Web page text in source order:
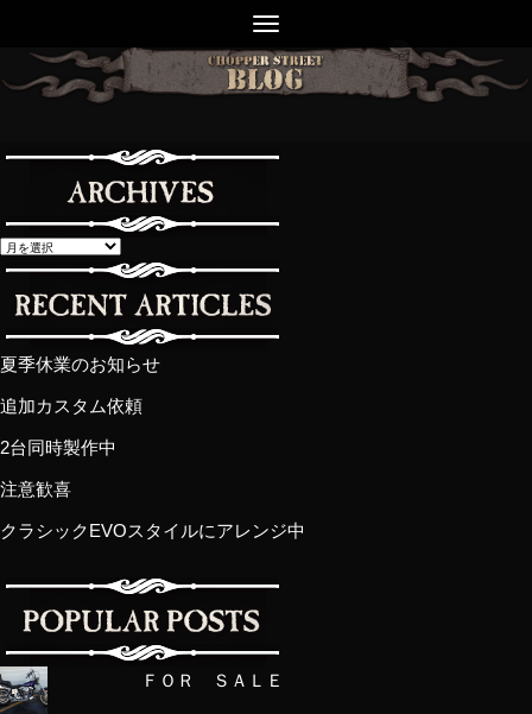
夏季休業のお知らせ
追加カスタム依頼
2台同時製作中
注意歓喜
クラシックEVOスタイルにアレンジ中
ＦＯＲ ＳＡＬＥ